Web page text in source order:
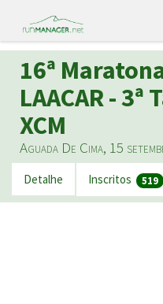
16ª
LAACAR -
XCM
Aguada De Cima, 15
Detalhe Inscritos 519